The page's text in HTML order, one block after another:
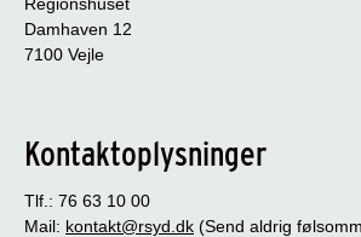
Damhaven 12
7100 Vejle
Kontaktoplysninger
Tlf.: 76 63 10 00
Mail: kontakt@rsyd.dk (Send aldrig